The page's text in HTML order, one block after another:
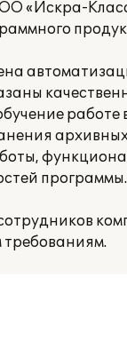
«Искра-
программы.
требованиям.